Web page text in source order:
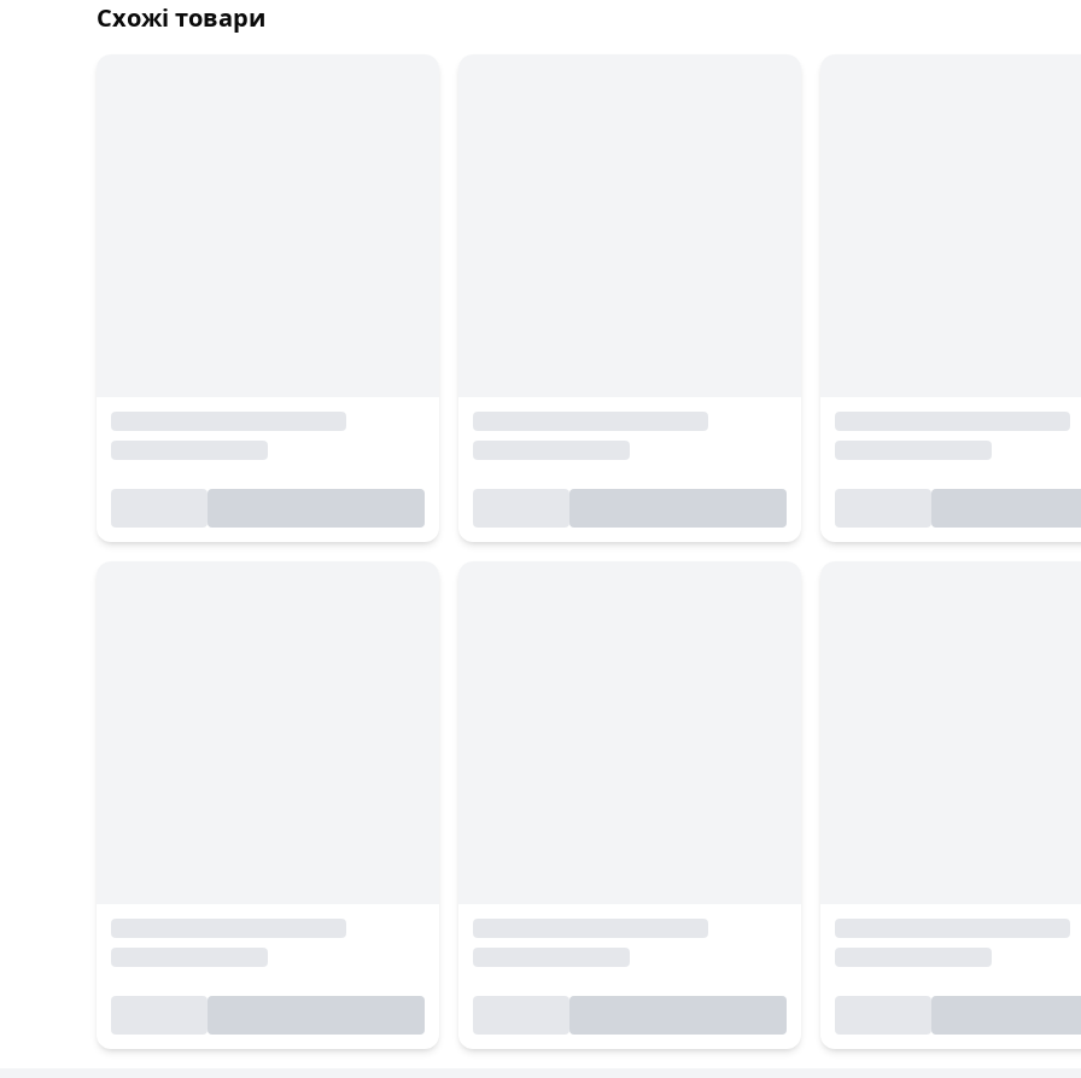
Схожі товари